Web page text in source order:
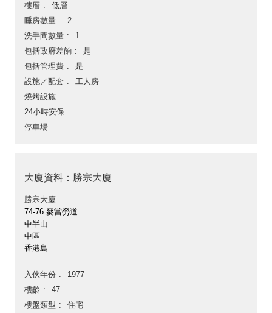
樓層
低層
睡房數量
2
洗手間數量
1
包括政府差餉
是
包括管理費
是
設施／配套
工人房
燒烤設施
24小時安保
停車場
大廈資料：勝宗大廈
勝宗大廈
74-76 麥當勞道
中半山
中區
香港島
入伙年份
1977
樓齡
47
樓盤類型
住宅